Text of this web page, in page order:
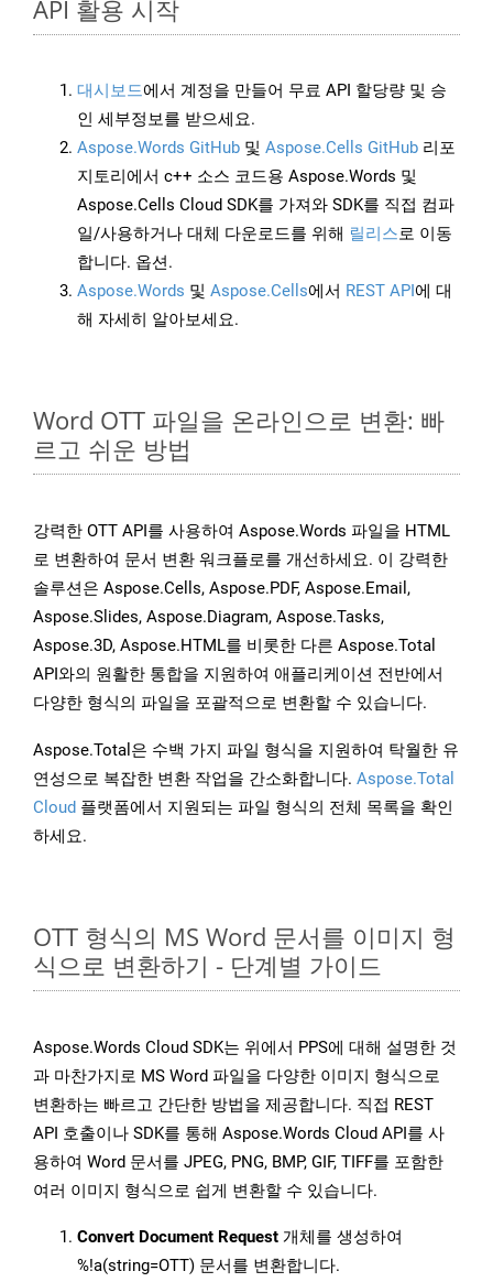
API 활용 시작
대시보드에서 계정을 만들어 무료 API 할당량 및 승
인 세부정보를 받으세요.
Aspose.Words GitHub 및 Aspose.Cells GitHub 리포
지토리에서 c++ 소스 코드용 Aspose.Words 및
Aspose.Cells Cloud SDK를 가져와 SDK를 직접 컴파
일/사용하거나 대체 다운로드를 위해 릴리스로 이동
합니다. 옵션.
Aspose.Words 및 Aspose.Cells에서 REST API에 대
해 자세히 알아보세요.
Word OTT 파일을 온라인으로 변환: 빠
르고 쉬운 방법
강력한 OTT API를 사용하여 Aspose.Words 파일을 HTML
로 변환하여 문서 변환 워크플로를 개선하세요. 이 강력한
솔루션은 Aspose.Cells, Aspose.PDF, Aspose.Email,
Aspose.Slides, Aspose.Diagram, Aspose.Tasks,
Aspose.3D, Aspose.HTML를 비롯한 다른 Aspose.Total
API와의 원활한 통합을 지원하여 애플리케이션 전반에서
다양한 형식의 파일을 포괄적으로 변환할 수 있습니다.
Aspose.Total은 수백 가지 파일 형식을 지원하여 탁월한 유
연성으로 복잡한 변환 작업을 간소화합니다. Aspose.Total
Cloud 플랫폼에서 지원되는 파일 형식의 전체 목록을 확인
하세요.
OTT 형식의 MS Word 문서를 이미지 형
식으로 변환하기 - 단계별 가이드
Aspose.Words Cloud SDK는 위에서 PPS에 대해 설명한 것
과 마찬가지로 MS Word 파일을 다양한 이미지 형식으로
변환하는 빠르고 간단한 방법을 제공합니다. 직접 REST
API 호출이나 SDK를 통해 Aspose.Words Cloud API를 사
용하여 Word 문서를 JPEG, PNG, BMP, GIF, TIFF를 포함한
여러 이미지 형식으로 쉽게 변환할 수 있습니다.
Convert Document Request 개체를 생성하여
%!a(string=OTT) 문서를 변환합니다.